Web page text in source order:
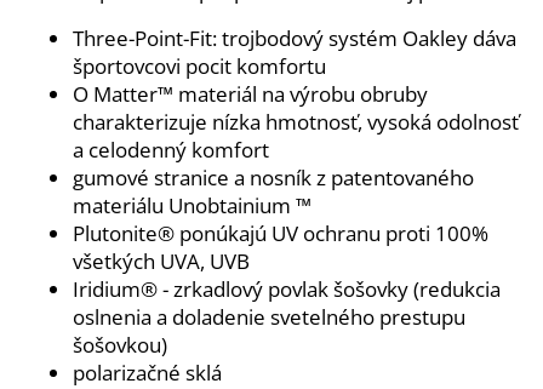
Three-Point-Fit: trojbodový systém Oakley dáva
športovcovi pocit komfortu
O Matter™ materiál na výrobu obruby
charakterizuje nízka hmotnosť, vysoká odolnosť
a celodenný komfort
gumové stranice a nosník z patentovaného
materiálu Unobtainium ™
Plutonite® ponúkajú UV ochranu proti 100%
všetkých UVA, UVB
Iridium® - zrkadlový povlak šošovky (redukcia
oslnenia a doladenie svetelného prestupu
šošovkou)
polarizačné sklá
ENDURANCE
WMN
Pôvodne: